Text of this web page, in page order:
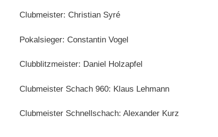
Clubmeister: Christian Syré
Pokalsieger: Constantin Vogel
Clubblitzmeister: Daniel Holzapfel
Clubmeister Schach 960: Klaus Lehmann
Clubmeister Schnellschach: Alexander Kurz